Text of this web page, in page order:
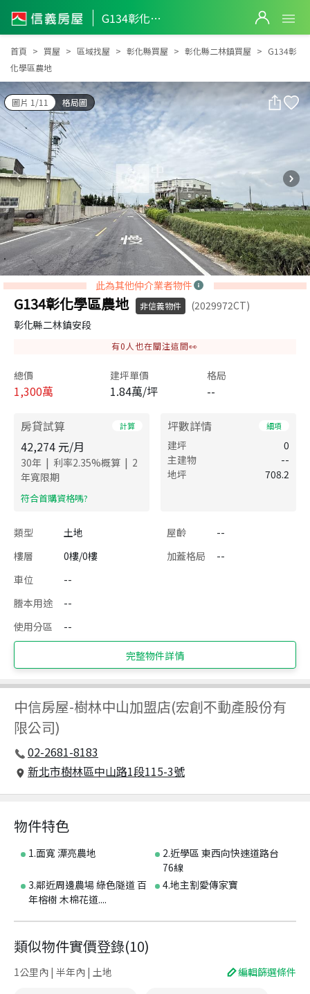
G134彰化學區農地
G134彰化學區農地
首頁 買屋 區域找屋 彰化縣買屋 彰化縣二林鎮買屋
G134彰
化學區農地
圖片 1/11 格局圖
此為其他仲介業者物件
G134彰化學區農地 非信義物件
(2029972CT)
彰化縣二林鎮安段
有0 人也在關注這間👀
總價
1,300萬
建坪單價
1.84萬/坪
格局
--
房貸試算 計算
42,274 元/月
30年 | 利率2.35%概算 | 2
年寬限期
​符合首購資格嗎?
坪數詳情 細項
建坪
0
主建物
--
地坪
708.2
類型 土地 屋齡
--
樓層
0樓/0樓 加蓋格局
--
車位
--
謄本用途
--
使用分區
--
完整物件詳情
中信房屋-樹林中山加盟店(宏創不動產股份有
限公司)
02-2681-8183
新北市樹林區中山路1段115-3號
物件特色
1.面寬 漂亮農地
2.近學區 東西向快速道路台
76線
3.鄰近周邊農場 綠色隧道 百
年榕樹 木棉花道....
4.地主割愛傳家寶
類似物件實價登錄(10)
1公里內 | 半年內 | 土地 編輯篩選條件